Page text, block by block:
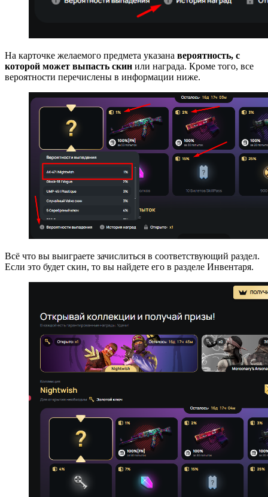
На карточке желаемого предмета указана вероятность, с
которой может выпасть скин или награда. Кроме того, все
вероятности перечислены в информации ниже.
Всё что вы выиграете зачислиться в соответствующий раздел.
Если это будет скин, то вы найдете его в разделе Инвентаря.